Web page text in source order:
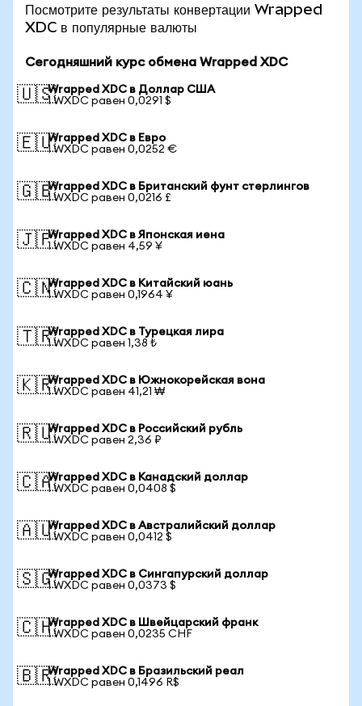
Посмотрите результаты конвертации Wrapped
XDC в популярные валюты
Сегодняшний курс обмена Wrapped XDC
🇺🇸Wrapped XDC в Доллар США
1 WXDC равен 0,0291 $
🇪🇺Wrapped XDC в Евро
1 WXDC равен 0,0252 €
🇬🇧Wrapped XDC в Британский фунт стерлингов
1 WXDC равен 0,0216 £
🇯🇵Wrapped XDC в Японская иена
1 WXDC равен 4,59 ¥
🇨🇳Wrapped XDC в Китайский юань
1 WXDC равен 0,1964 ¥
🇹🇷Wrapped XDC в Турецкая лира
1 WXDC равен 1,38 ₺
🇰🇷Wrapped XDC в Южнокорейская вона
1 WXDC равен 41,21 ₩
🇷🇺Wrapped XDC в Российский рубль
1 WXDC равен 2,36 ₽
🇨🇦Wrapped XDC в Канадский доллар
1 WXDC равен 0,0408 $
🇦🇺Wrapped XDC в Австралийский доллар
1 WXDC равен 0,0412 $
🇸🇬Wrapped XDC в Сингапурский доллар
1 WXDC равен 0,0373 $
🇨🇭Wrapped XDC в Швейцарский франк
1 WXDC равен 0,0235 CHF
🇧🇷Wrapped XDC в Бразильский реал
1 WXDC равен 0,1496 R$